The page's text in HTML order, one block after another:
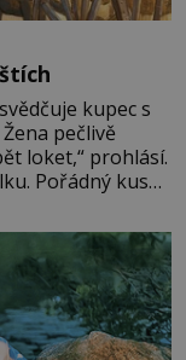
kupec s
pečlivě
loket,“ prohlásí.
Pořádný kus
švadlena
podívejte.“